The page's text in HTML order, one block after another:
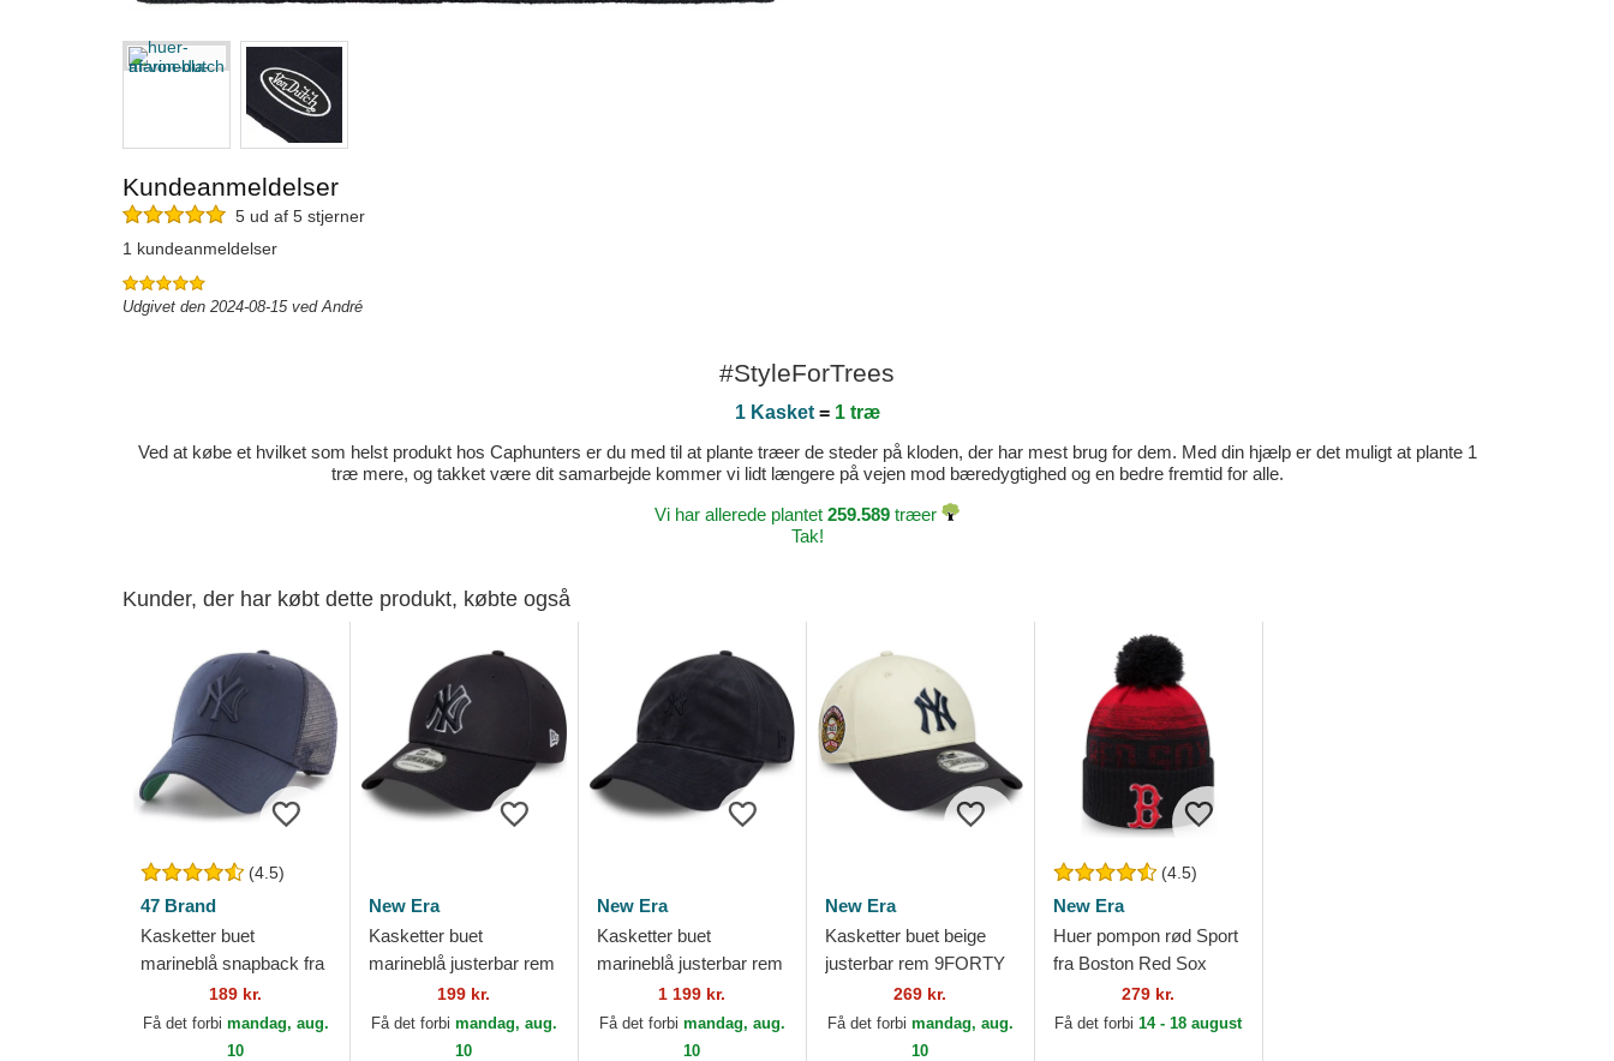
Kundeanmeldelser
5 ud af 5 stjerner
1 kundeanmeldelser
Udgivet den 2024-08-15 ved André
#StyleForTrees
1 Kasket= 1 træ
Ved at købe et hvilket som helst produkt hos Caphunters er du med til at plante træer de steder på kloden, der har mest brug for dem. Med din hjælp er det muligt at plante 1
træ mere, og takket være dit samarbejde kommer vi lidt længere på vejen mod bæredygtighed og en bedre fremtid for alle.
Vi har allerede plantet 259.589 træer
Tak!
Kunder, der har købt dette produkt, købte også
(4.5)
47 Brand
Kasketter buet
marineblå snapback fra
New York Yankees
MLB af 47 Brand
189 kr.
Få det forbi mandag, aug.
10
New Era
Kasketter buet
marineblå justerbar rem
9FORTY Outline fra
New York Yankees
MLB af New Era
199 kr.
Få det forbi mandag, aug.
10
New Era
Kasketter buet
marineblå justerbar rem
9TWENTY Suede fra
New York Yankees
MLB af New Era
1 199 kr.
Få det forbi mandag, aug.
10
New Era
Kasketter buet beige
justerbar rem 9FORTY
World Series fra New
York Yankees MLB af
269 kr.
Få det forbi mandag, aug.
10
(4.5)
New Era
Huer pompon rød Sport
fra Boston Red Sox
MLB af New Era
279 kr.
Få det forbi14 - 18 august